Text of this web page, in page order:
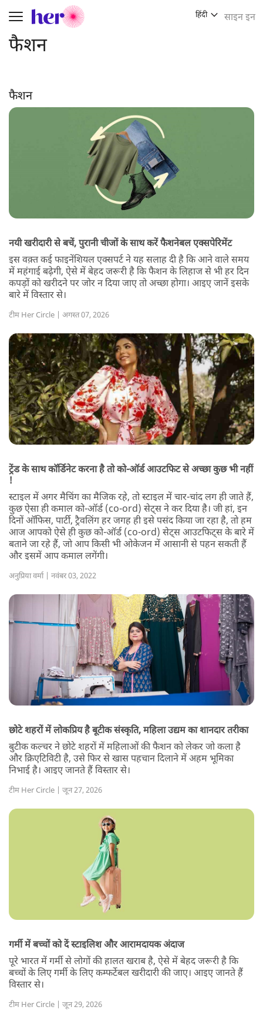
Toggle navigation
हिंदी साइन इन
फैशन
फैशन
नयी खरीदारी से बचें, पुरानी चीजों के साथ करें फैशनेबल एक्सपेरिमेंट
इस वक़्त कई फाइनेंशियल एक्सपर्ट ने यह सलाह दी है कि आने वाले समय
में महंगाई बढ़ेगी, ऐसे में बेहद जरूरी है कि फैशन के लिहाज से भी हर दिन
कपड़ों को खरीदने पर जोर न दिया जाए तो अच्छा होगा। आइए जानें इसके
बारे में विस्तार से।
टीम Her Circle | अगस्त 07, 2026
ट्रेंड के साथ कॉर्डिनेट करना है तो को-ऑर्ड आउटफिट से अच्छा कुछ भी नहीं
!
स्टाइल में अगर मैचिंग का मैजिक रहे, तो स्टाइल में चार-चांद लग ही जाते हैं,
कुछ ऐसा ही कमाल को-ऑर्ड (co-ord) सेट्स ने कर दिया है। जी हां, इन
दिनों ऑफिस, पार्टी, ट्रैवलिंग हर जगह ही इसे पसंद किया जा रहा है, तो हम
आज आपको ऐसे ही कुछ को-ऑर्ड (co-ord) सेट्स आउटफिट्स के बारे में
बताने जा रहे हैं, जो आप किसी भी ओकेजन में आसानी से पहन सकती हैं
और इसमें आप कमाल लगेंगी।
अनुप्रिया वर्मा | नवंबर 03, 2022
छोटे शहरों में लोकप्रिय है बूटीक संस्कृति, महिला उद्यम का शानदार तरीका
बुटीक कल्चर ने छोटे शहरों में महिलाओं की फैशन को लेकर जो कला है
और क्रिएटिविटी है, उसे फिर से खास पहचान दिलाने में अहम भूमिका
निभाई है। आइए जानते हैं विस्तार से।
टीम Her Circle | जून 27, 2026
गर्मी में बच्चों को दें स्टाइलिश और आरामदायक अंदाज
पूरे भारत में गर्मी से लोगों की हालत खराब है, ऐसे में बेहद जरूरी है कि
बच्चों के लिए गर्मी के लिए कम्फर्टेबल खरीदारी की जाए। आइए जानते हैं
विस्तार से।
टीम Her Circle | जून 29, 2026